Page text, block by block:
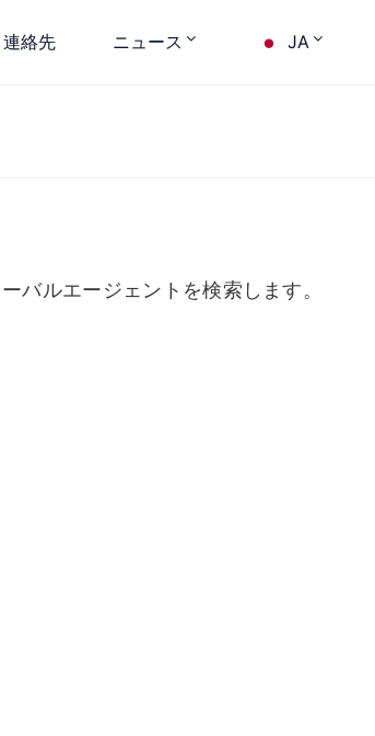
連絡先 ニュース JA
バルエージェントを検索します。